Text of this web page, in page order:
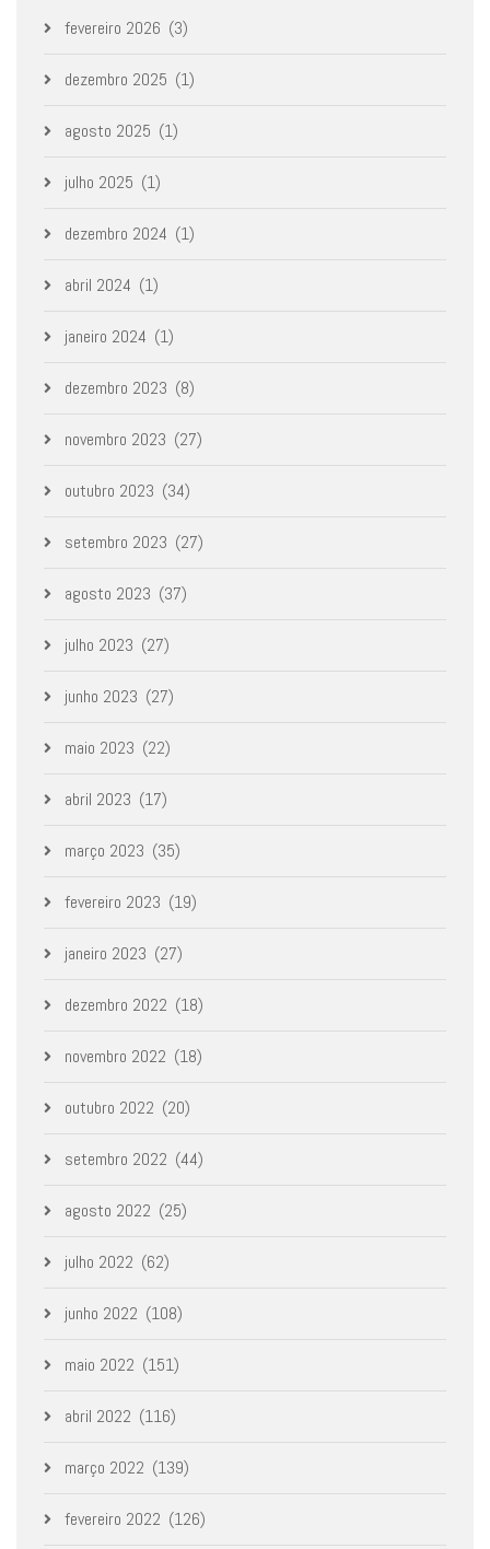
fevereiro 2026 (3)
dezembro 2025 (1)
agosto 2025 (1)
julho 2025 (1)
dezembro 2024 (1)
abril 2024 (1)
janeiro 2024 (1)
dezembro 2023 (8)
novembro 2023 (27)
outubro 2023 (34)
setembro 2023 (27)
agosto 2023 (37)
julho 2023 (27)
junho 2023 (27)
maio 2023 (22)
abril 2023 (17)
março 2023 (35)
fevereiro 2023 (19)
janeiro 2023 (27)
dezembro 2022 (18)
novembro 2022 (18)
outubro 2022 (20)
setembro 2022 (44)
agosto 2022 (25)
julho 2022 (62)
junho 2022 (108)
maio 2022 (151)
abril 2022 (116)
março 2022 (139)
fevereiro 2022 (126)